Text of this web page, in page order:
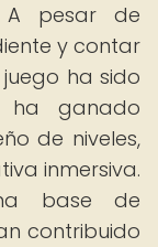
A pesar de
y contar
ha sido
ganado
de niveles,
inmersiva.
base de
contribuido